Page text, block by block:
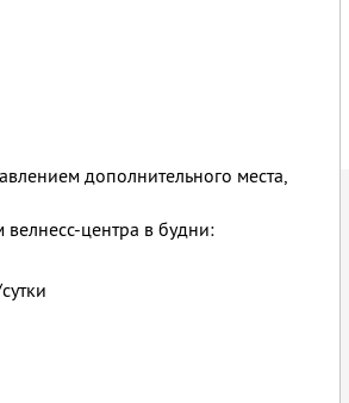
дополнительного места,
центра в будни: